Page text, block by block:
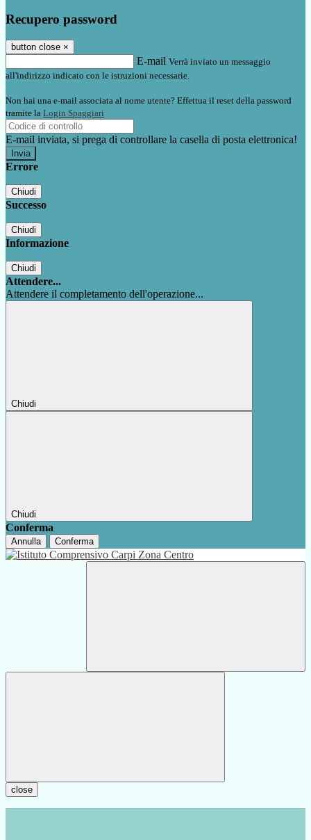
Recupero password
button close ×
E-mail Verrà inviato un messaggio
all'indirizzo indicato con le istruzioni necessarie.
Non hai una e-mail associata al nome utente? Effettua il reset della password
tramite la Login Spaggiari
E-mail inviata, si prega di controllare la casella di posta elettronica!
Errore
Chiudi
Successo
Chiudi
Informazione
Chiudi
Attendere...
Attendere il completamento dell'operazione...
Chiudi
Chiudi
Conferma
Annulla Conferma
close